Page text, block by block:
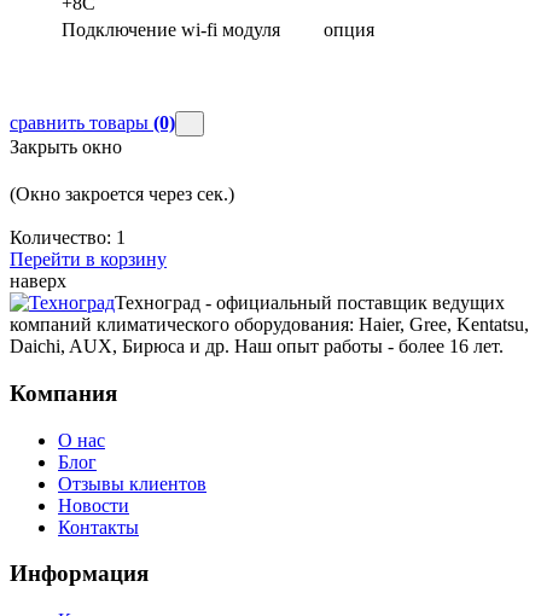
Подключение wi-fi модуля
опция
сравнить товары (0)
Закрыть окно
(Окно закроется через сек.)
Количество: 1
Перейти в корзину
наверх
Техноград - официальный поставщик ведущих
компаний климатического оборудования: Haier, Gree, Kentatsu,
Daichi, AUX, Бирюса и др. Наш опыт работы - более 16 лет.
Компания
О нас
Блог
Отзывы клиентов
Новости
Контакты
Информация